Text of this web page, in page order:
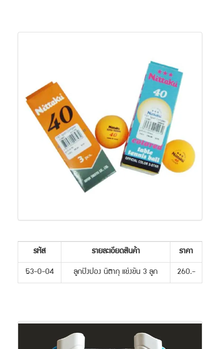
รหัส รายละเอียดสินค้า ราคา
53-0-04 ลูกปิงปอง นิตากุ แข่งขัน 3 ลูก 260.-